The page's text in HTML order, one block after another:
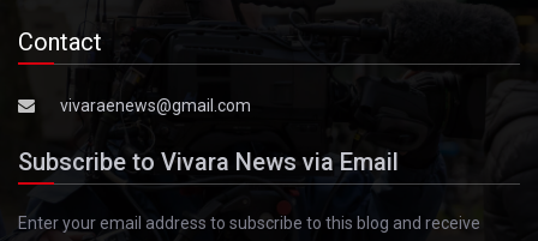
Contact
vivaraenews@gmail.com
Subscribe to Vivara News via Email
Enter your email address to subscribe to this blog and receive